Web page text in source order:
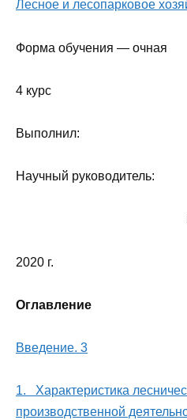
Лесное и лесопарковое
Форма обучения — очная
4 курс
Выполнил:
Научный руководитель:
г.
2020 г.
Оглавление
Введение. 3
1. Характеристика
производственной